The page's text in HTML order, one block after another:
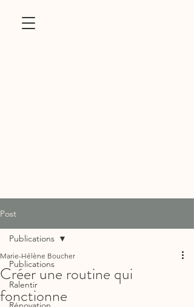
Post
Publications
Ralentir
Publications
Créer une routine qui
fonctionne
Marie-Hélène Boucher